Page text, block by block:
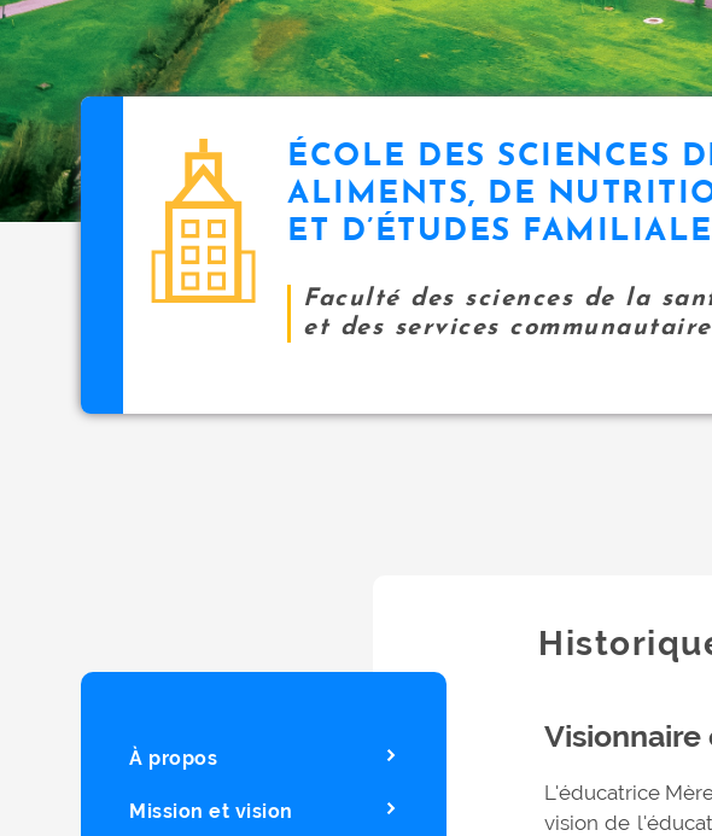
ÉCOLE DES SCIENCES
ALIMENTS, DE
ET D’ÉTUDES
Faculté des sciences de la
et des services
À propos
Mission et vision
L'éducatrice
vision de